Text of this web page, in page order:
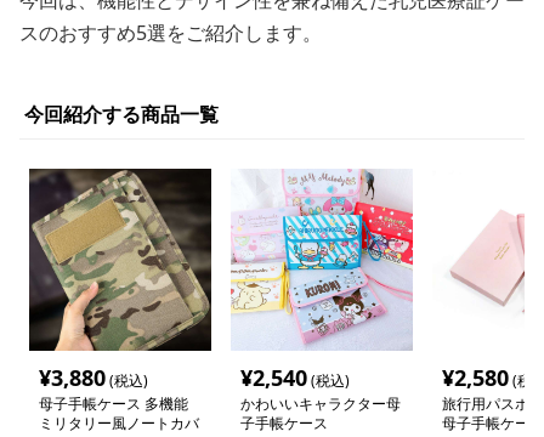
スのおすすめ5選をご紹介します。
今回紹介する商品一覧
¥3,880(税込)
母子手帳ケース 多機能
ミリタリー風ノートカバ
¥2,540(税込)
かわいいキャラクター母
子手帳ケース
¥2,580(税
旅行用パスポ
母子手帳ケース